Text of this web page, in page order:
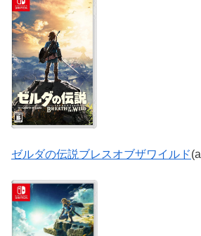
ゼルダの伝説ブレスオブザワイルド